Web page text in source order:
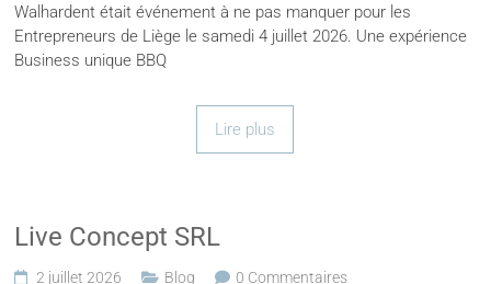
Walhardent était événement à ne pas manquer pour les
Entrepreneurs de Liège le samedi 4 juillet 2026. Une expérience
Business unique BBQ
Lire plus
Live Concept SRL
2 juillet 2026 Blog 0 Commentaires